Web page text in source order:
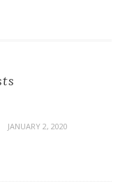
JANUARY 2, 2020